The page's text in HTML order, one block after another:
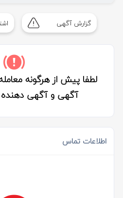
گزارش آگهی
لطفا پیش از هرگونه
آگهی و آگهی
اطلاعات تماس